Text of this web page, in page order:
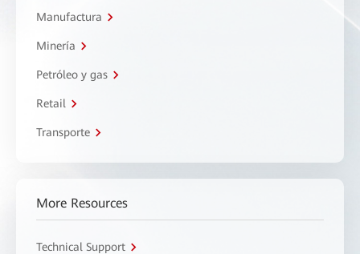
Manufactura
Minería
Petróleo y gas
Retail
Transporte
More Resources
Technical Support